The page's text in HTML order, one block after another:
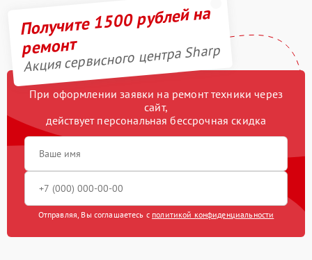
Получите 1500 рублей на
ремонт
Акция сервисного центра Sharp
При оформлении заявки на ремонт техники через
сайт,
действует персональная бессрочная скидка
Отправляя, Вы соглашаетесь с политикой конфиденциальности